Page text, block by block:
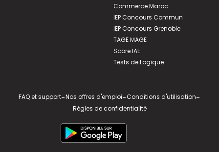
Commerce Maroc
IEP Concours Commun
IEP Concours Grenoble
TAGE MAGE
Score IAE
Tests de Logique
FAQ et support-Nos offres d'emploi-Conditions d'utilisation-
Règles de confidentialité